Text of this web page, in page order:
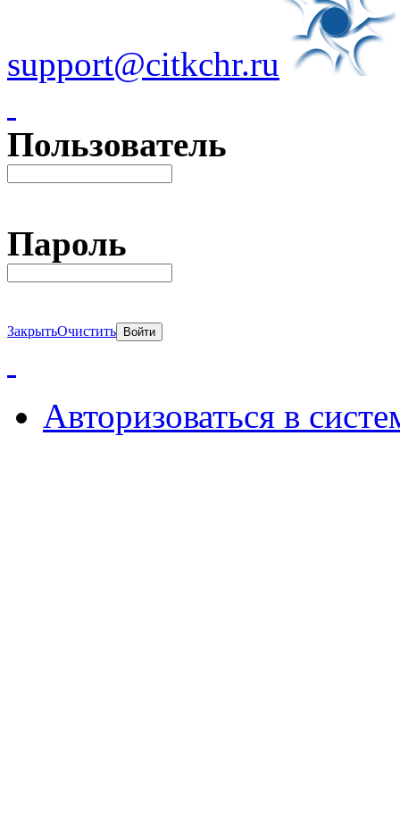
support@citkchr.ru
Пользователь
Пароль
ЗакрытьОчистить
Авторизоваться в